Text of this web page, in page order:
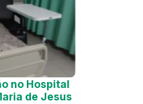
no Hospital
de Jesus